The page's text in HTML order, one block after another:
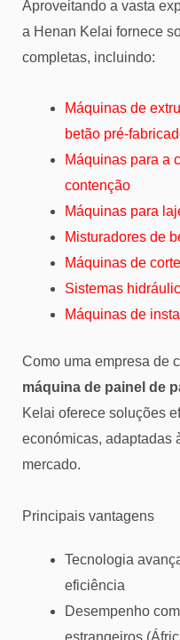
Aproveitando a vasta
a Henan Kelai fornece
completas, incluindo:
Máquinas de
betão pré-
Máquinas para a
contenção
Máquinas para
Misturadores de
Máquinas de
Sistemas
Máquinas de
Como uma empresa de
máquina de painel de
Kelai oferece soluções
económicas, adaptadas
mercado.
Principais vantagens
Tecnologia
eficiência
Desempenho
estrangeiros